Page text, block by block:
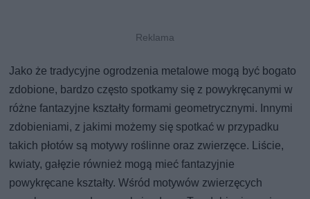
Jako że tradycyjne ogrodzenia metalowe mogą być bogato
zdobione, bardzo często spotkamy się z powykręcanymi w
różne fantazyjne kształty formami geometrycznymi. Innymi
zdobieniami, z jakimi możemy się spotkać w przypadku
takich płotów są motywy roślinne oraz zwierzęce. Liście,
kwiaty, gałęzie również mogą mieć fantazyjnie
powykręcane kształty. Wśród motywów zwierzęcych